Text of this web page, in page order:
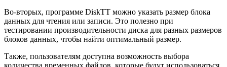
Во-вторых, программе DiskTT можно указать размер блока
данных для чтения или записи. Это полезно при
тестировании производительности диска для разных размеров
блоков данных, чтобы найти оптимальный размер.
Также, пользователям доступна возможность выбора
количества временных файлов, которые будут использоваться